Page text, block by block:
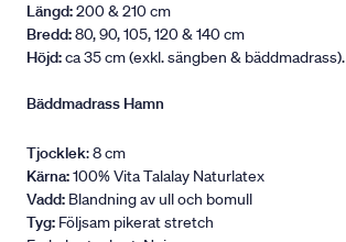
Längd:200 & 210 cm
Bredd:80, 90, 105, 120 & 140 cm
Höjd:ca 35 cm (exkl. sängben & bäddmadrass).
Bäddmadrass Hamn
Tjocklek: 8 cm
Kärna:100% Vita Talalay Naturlatex
Vadd: Blandning av ull och bomull
Tyg: Följsam pikerat stretch